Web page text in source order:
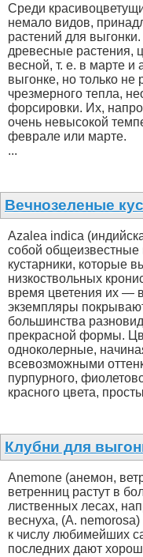
Среди
немало видов,
растений для
древесные растения,
весной, т. е. в марте и
выгонке, но только не
чрезмерного тепла,
форсировки. Их,
очень невысокой
феврале или марте.
...
Вечнозеленые
Azalea indica
собой общеизвестные
кустарники, которые
низкоствольных
время цветения их —
экземпляры
большинства
прекрасной формы.
одноколерные,
всевозможными
пурпурного,
красного цвета,
Клубни для
Anemone (анемон,
ветренниц растут в
лиственных лесах,
веснуха, (A.
к числу любимейших
последних дают